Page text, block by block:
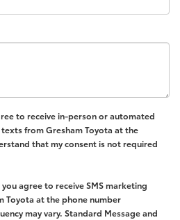
to receive in-person or automated
from Gresham Toyota at the
that my consent is not required
agree to receive SMS marketing
Toyota at the phone number
may vary. Standard Message and